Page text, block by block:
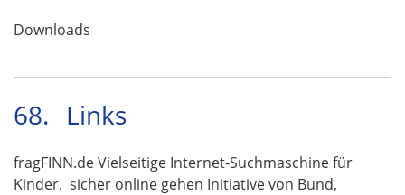
Downloads
68. Links
fragFINN.de Vielseitige Internet-Suchmaschine für
Kinder. sicher online gehen Initiative von Bund,